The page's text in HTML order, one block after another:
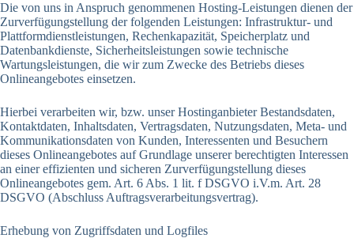
Die von uns in Anspruch genommenen Hosting-Leistungen dienen der
Zurverfügungstellung der folgenden Leistungen: Infrastruktur- und
Plattformdienstleistungen, Rechenkapazität, Speicherplatz und
Datenbankdienste, Sicherheitsleistungen sowie technische
Wartungsleistungen, die wir zum Zwecke des Betriebs dieses
Onlineangebotes einsetzen.
Hierbei verarbeiten wir, bzw. unser Hostinganbieter Bestandsdaten,
Kontaktdaten, Inhaltsdaten, Vertragsdaten, Nutzungsdaten, Meta- und
Kommunikationsdaten von Kunden, Interessenten und Besuchern
dieses Onlineangebotes auf Grundlage unserer berechtigten Interessen
an einer effizienten und sicheren Zurverfügungstellung dieses
Onlineangebotes gem. Art. 6 Abs. 1 lit. f DSGVO i.V.m. Art. 28
DSGVO (Abschluss Auftragsverarbeitungsvertrag).
Erhebung von Zugriffsdaten und Logfiles